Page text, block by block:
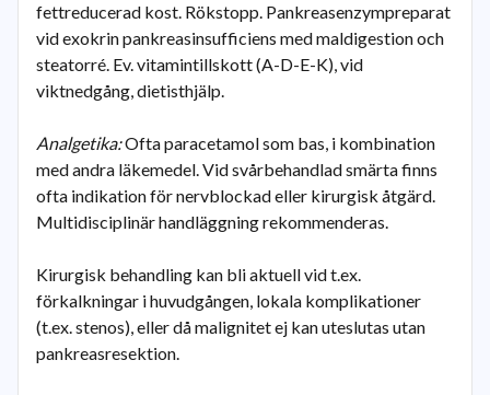
fettreducerad kost. Rökstopp. Pankreasenzympreparat
vid exokrin pankreasinsufficiens med maldigestion och
steatorré. Ev. vitamintillskott (A-D-E-K), vid
viktnedgång, dietisthjälp.
Analgetika:Ofta paracetamol som bas, i kombination
med andra läkemedel. Vid svårbehandlad smärta finns
ofta indikation för nervblockad eller kirurgisk åtgärd.
Multidisciplinär handläggning rekommenderas.
Kirurgisk behandling kan bli aktuell vid t.ex.
förkalkningar i huvudgången, lokala komplikationer
(t.ex. stenos), eller då malignitet ej kan uteslutas utan
pankreasresektion.